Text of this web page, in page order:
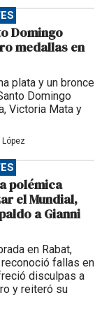
Domingo
medallas en
plata y un bronce
Domingo
Victoria Mata y
polémica
el Mundial,
a Gianni
en Rabat,
fallas en
disculpas a
y reiteró su